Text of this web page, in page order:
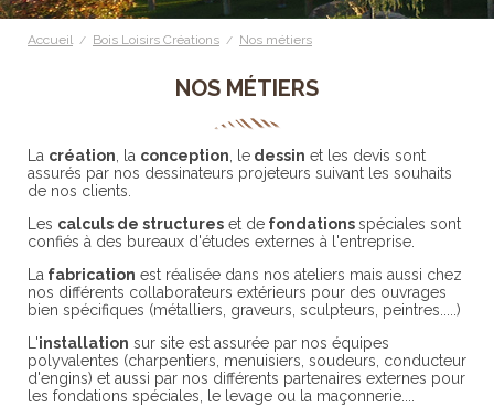
Accueil / Bois Loisirs Créations / Nos métiers
NOS MÉTIERS
La création, la conception, le dessin et les devis sont
assurés par nos dessinateurs projeteurs suivant les souhaits
de nos clients.
Les calculs de structures et de fondationsspéciales sont
confiés à des bureaux d'études externes à l'entreprise.
La fabrication est réalisée dans nos ateliers mais aussi chez
nos différents collaborateurs extérieurs pour des ouvrages
bien spécifiques (métalliers, graveurs, sculpteurs, peintres.....)
L'installation sur site est assurée par nos équipes
polyvalentes (charpentiers, menuisiers, soudeurs, conducteur
d'engins) et aussi par nos différents partenaires externes pour
les fondations spéciales, le levage ou la maçonnerie....